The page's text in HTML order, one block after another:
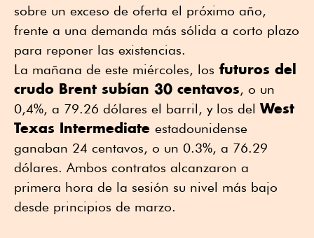
sobre un exceso de oferta el próximo año,
frente a una demanda más sólida a corto plazo
para reponer las existencias.
La mañana de este miércoles, los futuros del
crudo Brent subían 30 centavos, o un
0,4%, a 79.26 dólares el barril, y los delWest
Texas Intermediate estadounidense
ganaban 24 centavos, o un 0.3%, a 76.29
dólares. Ambos contratos alcanzaron a
primera hora de la sesión su nivel más bajo
desde principios de marzo.